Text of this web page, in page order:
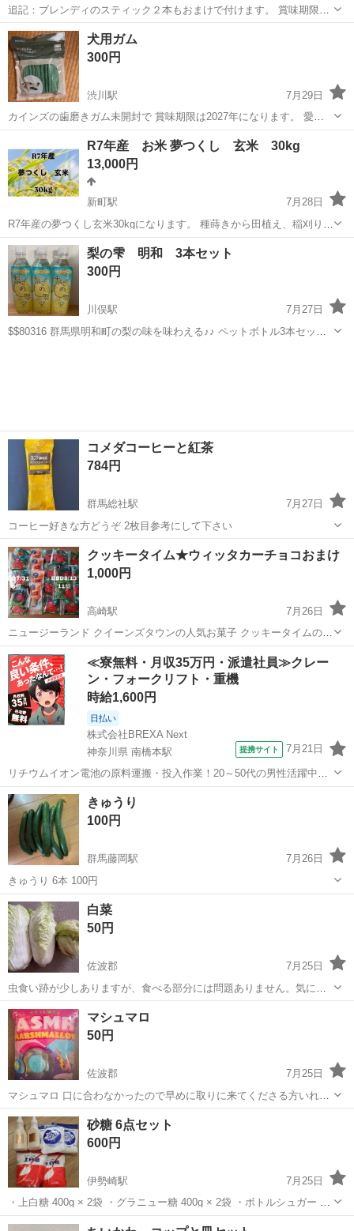
追記：ブレンディのスティック２本もおまけで付けます。 賞味期限
202701 新品未開封です。 受け渡し場所は 前橋駅近くのコンビニ駐車
場となります。 ＋前橋駅でもOKです。
群馬 前橋市 前橋駅
犬用ガム
300円
渋川駅
7月29日
カインズの歯磨きガム未開封で 賞味期限は2027年になります。 愛犬
がたべなくなったので 半額で取引希望です。 取引後はノークレーム、
ノーリターンで 連絡順ではなく、取りの早い方を優先します よろしく
お願いします
渋川市 渋川駅 食品 カインズ
R7年産 お米 夢つくし 玄米 30kg
13,000円
新町駅
7月28日
R7年産の夢つくし玄米30kgになります。 種蒔きから田植え、稲刈り、
籾摺りまで自社で全て行なっております。 今年も美味しく育った夢つ
くしを是非ご賞味下さい。 在庫が少なくなってきましたので、お早め
群馬 佐波郡 新町駅 食品 キヌヒカリ
梨の雫 明和 3本セット
300円
川俣駅
7月27日
$$80316 群馬県明和町の梨の味を味わえる♪♪ ペットボトル3本セット
コメダコーヒーと紅茶
784円
群馬総社駅
7月27日
コーヒー好きな方どうぞ 2枚目参考にして下さい
群馬 前橋市 群馬総社駅 食品 コメダ
クッキータイム★ウィッタカーチョコおまけ
1,000円
高崎駅
7月26日
ニュージーランド クイーンズタウンの人気お菓子 クッキータイムのチ
ョコチップクッキー 現地で買ってきたパッケージです。 賞味期限
7/31×5個、8/13×11個 ジンジャーフィンガークッキー×4個とウィッタ
カーチョコスティッ...
群馬 高崎市 高崎駅 食品
≪寮無料・月収35万円・派遣社員≫クレー
ン・フォークリフト・重機
時給1,600円
日払い
株式会社BREXA Next
神奈川県 南橋本駅
提携サイト 7月21日
リチウムイオン電池の原料運搬・投入作業！20～50代の男性活躍中★
ワンルーム寮完備！赴任旅費会社負担！年間休日130日★フォークリフ
ト免許お持ちの方、活躍中！就業先食堂利用可★《神奈川県相模原
市》 人気の工場のお仕事 ◇電...
神奈川 相模原市 南橋本駅
きゅうり
100円
群馬藤岡駅
7月26日
きゅうり 6本 100円
群馬 藤岡市 群馬藤岡駅
白菜
50円
佐波郡
7月25日
虫食い跡が少しありますが、食べる部分には問題ありません。気にな
る外葉は取り除いてお召し上がりください。
群馬 佐波郡
マシュマロ
50円
佐波郡
7月25日
マシュマロ 口に合わなかったので早めに取りに来てくださる方いれば
どうぞ
群馬 佐波郡 食品
砂糖 6点セット
600円
伊勢崎駅
7月25日
・上白糖 400g × 2袋 ・グラニュー糖 400g × 2袋 ・ボトルシュガー ブ
ラウン 260g × 2本 砂糖ですので賞味期限はありません。 受け渡し場
群馬 伊勢崎市 伊勢崎駅 食品